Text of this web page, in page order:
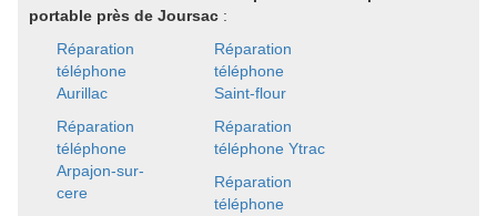
portable près de Joursac :
Réparation
téléphone
Aurillac
Réparation
téléphone
Saint-flour
Réparation
téléphone
Arpajon-sur-
cere
Réparation
téléphone Ytrac
Réparation
téléphone